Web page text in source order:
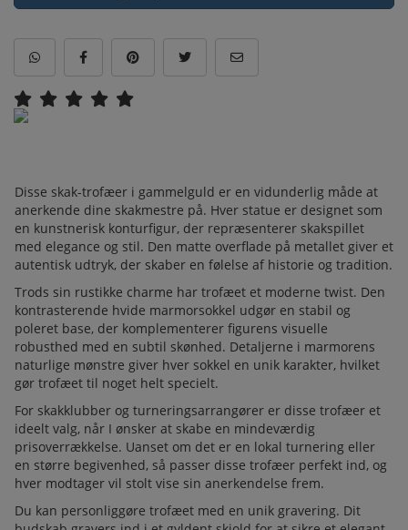
Disse skak-trofæer i gammelguld er en vidunderlig måde at
anerkende dine skakmestre på. Hver statue er designet som
en kunstnerisk konturfigur, der repræsenterer skakspillet
med elegance og stil. Den matte overflade på metallet giver et
autentisk udtryk, der skaber en følelse af historie og tradition.
Trods sin rustikke charme har trofæet et moderne twist. Den
kontrasterende hvide marmorsokkel udgør en stabil og
poleret base, der komplementerer figurens visuelle
robusthed med en subtil skønhed. Detaljerne i marmorens
naturlige mønstre giver hver sokkel en unik karakter, hvilket
gør trofæet til noget helt specielt.
For skakklubber og turneringsarrangører er disse trofæer et
ideelt valg, når I ønsker at skabe en mindeværdig
prisoverrækkelse. Uanset om det er en lokal turnering eller
en større begivenhed, så passer disse trofæer perfekt ind, og
hver modtager vil stolt vise sin anerkendelse frem.
Du kan personliggøre trofæet med en unik gravering. Dit